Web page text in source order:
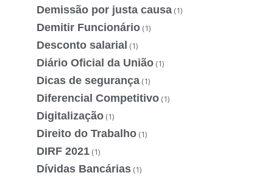
Demissão por justa causa (1)
Demitir Funcionário (1)
Desconto salarial (1)
Diário Oficial da União (1)
Dicas de segurança (1)
Diferencial Competitivo (1)
Digitalização (1)
Direito do Trabalho (1)
DIRF 2021 (1)
Dívidas Bancárias (1)